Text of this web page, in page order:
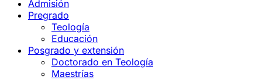
Admisión
Pregrado
Teología
Educación
Posgrado y extensión
Doctorado en Teología
Maestrías